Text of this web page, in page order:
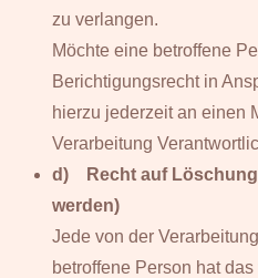
zu verlangen.
Möchte eine betroffene
Berichtigungsrecht in
hierzu jederzeit an einen
Verarbeitung
d) Recht auf Löschung
werden)
Jede von der
betroffene Person hat